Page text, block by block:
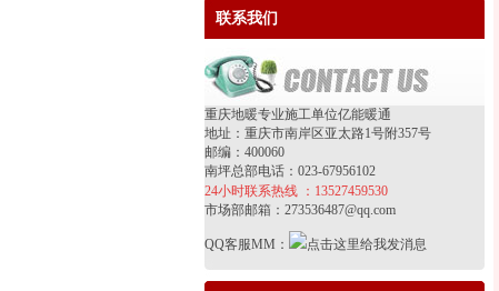
联系我们
重庆地暖专业施工单位亿能暖通
地址：重庆市南岸区亚太路1号附357号
邮编：400060
南坪总部电话：023-67956102
24小时联系热线 ：13527459530
市场部邮箱：273536487@qq.com
QQ客服MM：